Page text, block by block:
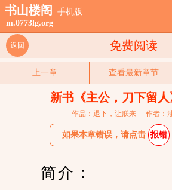
书山楼阁
手机版
m.0773lg.org
免费阅读
返回
上一章 查看最新章节
新书《主公，刀下留
作品：退下，让朕来 作者：
如果本章错误，请点击 报错
简介：